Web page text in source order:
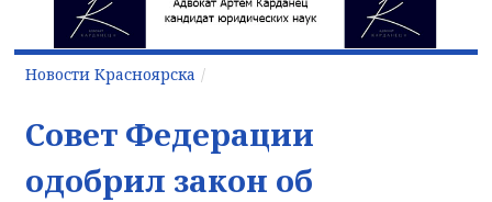
Новости Красноярска
Совет Федерации
одобрил закон об